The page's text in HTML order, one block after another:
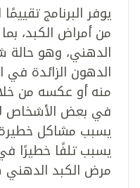
يوفر البرنامج
من أمراض الكبد،
الدهني، وهو حالة
الدهون الزائدة في
منه أو عكسه من
في بعض الأشخاص
يسبب مشاكل
يسبب تلفًا خطيرًا
مرض الكبد الدهني